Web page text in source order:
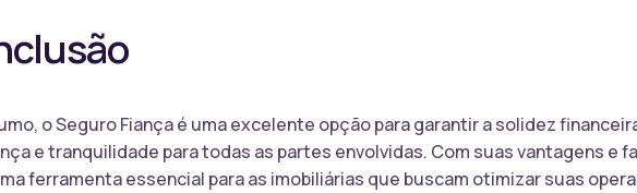
o Seguro Fiança é uma excelente opção para garantir a solidez
e tranquilidade para todas as partes envolvidas. Com suas vantagens e
ferramenta essencial para as imobiliárias que buscam otimizar suas